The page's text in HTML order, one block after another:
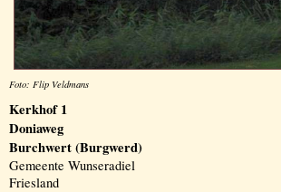
Foto: Flip Veldmans
Kerkhof 1
Doniaweg
Burchwert (Burgwerd)
Gemeente Wunseradiel
Friesland